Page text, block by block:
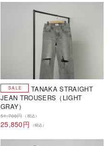
TANAKA STRAIGHT
JEAN TROUSERS（LIGHT
GRAY）
51,700円 （税込）
25,850円 （税込）